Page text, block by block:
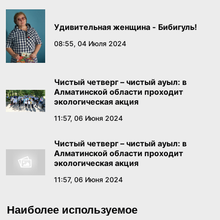
колыбель тюркского мира» в ВКО
18:02, 19 Июня 2026
16 ТЫСЯЧ ПОКАЗОВ И 2,8 МЛН ЗРИТЕЛЕЙ:
ТЕАТРЫ КАЗАХСТАНА УКРЕПЛЯЮТ ИНТЕРЕС
К СЦЕНИЧЕСКОМУ ИСКУССТВУ КАЗАКСТАН
РЕСПУБЛИКАСЫНЫН
Бектенов в России заявил о конституционном
признании тысячелетней истории Золотой
В Правительстве состоялось заседание
Комиссии по реализации государственной
языковой политики
17:39, 17 Июня 2026
Как платить меньше за «коммуналку»:
Удивительная женщина - Бибигуль!
08:55, 04 Июля 2024
Чистый четверг – чистый ауыл: в
Алматинской области проходит
экологическая акция
11:57, 06 Июня 2024
Чистый четверг – чистый ауыл: в
Алматинской области проходит
экологическая акция
11:57, 06 Июня 2024
Наиболее используемое